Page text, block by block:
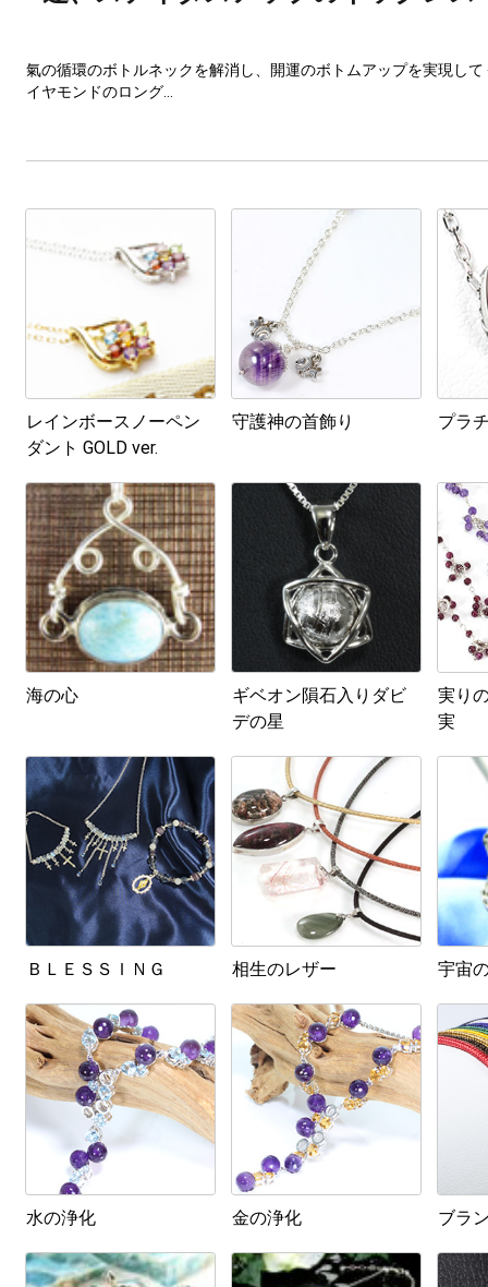
氣の循環のボトルネックを解消し、開運のボトムアップを実現し
イヤモンドのロング...
レインボースノーペン
ダント GOLD ver.
守護神の首飾り プラ
海の心
ギベオン隕石入りダビ
デの星
実り
実
ＢＬＥＳＳＩＮＧ 相生のレザー 宇宙
水の浄化 金の浄化 ブラ